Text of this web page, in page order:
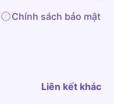
Chính sách bảo mật
Liên kết khác